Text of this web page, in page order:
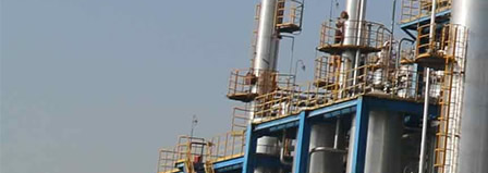
针型阀 二阀组 三阀组 气源球阀